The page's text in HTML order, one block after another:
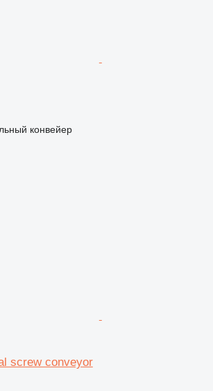
конвейер
screw conveyor